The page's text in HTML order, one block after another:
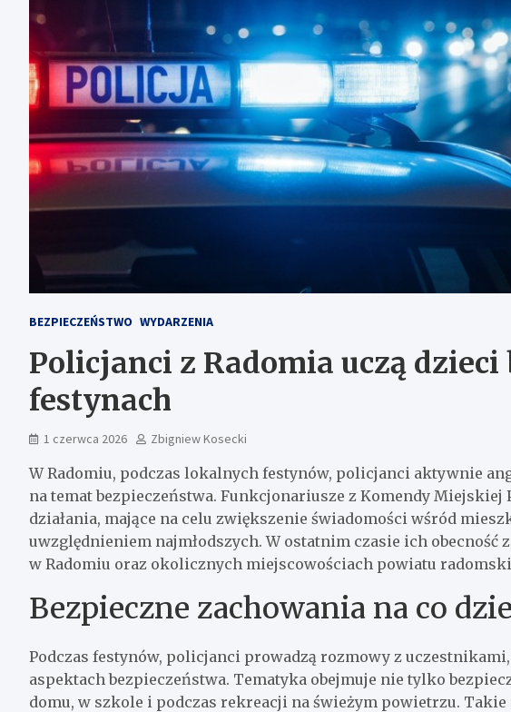
BEZPIECZEŃSTWO WYDARZENIA
Policjanci z Radomia uczą
festynach
1 czerwca 2026 Zbigniew Kosecki
W Radomiu, podczas lokalnych festynów, policjanci aktywnie
na temat bezpieczeństwa. Funkcjonariusze z Komendy
działania, mające na celu zwiększenie świadomości wśród
uwzględnieniem najmłodszych. W ostatnim czasie ich obecność
w Radomiu oraz okolicznych miejscowościach powiatu
Bezpieczne zachowania na co
Podczas festynów, policjanci prowadzą rozmowy z
aspektach bezpieczeństwa. Tematyka obejmuje nie tylko
domu, w szkole i podczas rekreacji na świeżym powietrzu. Takie